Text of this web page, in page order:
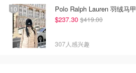
Polo Ralph Lauren 羽绒马甲
$237.30 $419.00
307人感兴趣